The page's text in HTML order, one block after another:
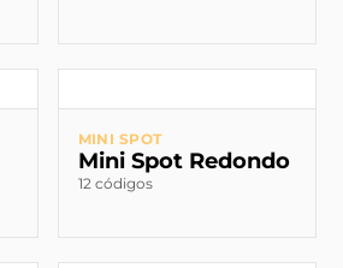
MINI SPOT
Mini Spot Redondo
12 códigos